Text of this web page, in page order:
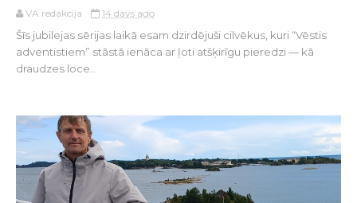
VA redakcija 14 days ago
Šīs jubilejas sērijas laikā esam dzirdējuši cilvēkus, kuri “Vēstis
adventistiem” stāstā ienāca ar ļoti atšķirīgu pieredzi — kā
draudzes loce...